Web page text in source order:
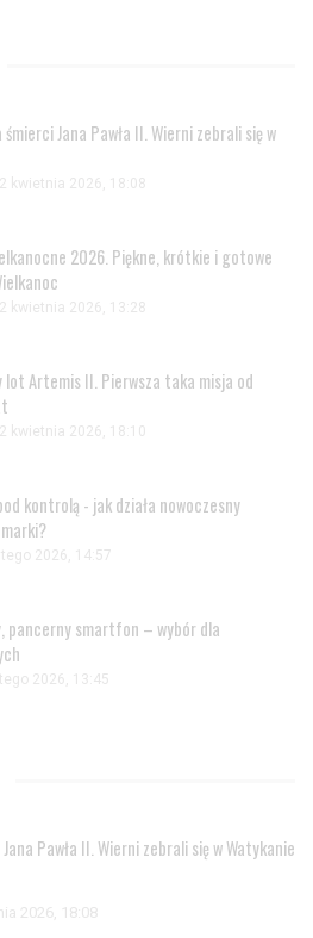
Jana Pawła II. Wierni zebrali się w
kwietnia 2026, 18:08
2026. Piękne, krótkie i gotowe
kwietnia 2026, 13:28
lot Artemis II. Pierwsza taka misja od
kwietnia 2026, 18:10
kontrolą - jak działa nowoczesny
2026, 14:57
pancerny smartfon – wybór dla
2026, 13:45
Pawła II. Wierni zebrali się w Watykanie
2026, 18:08